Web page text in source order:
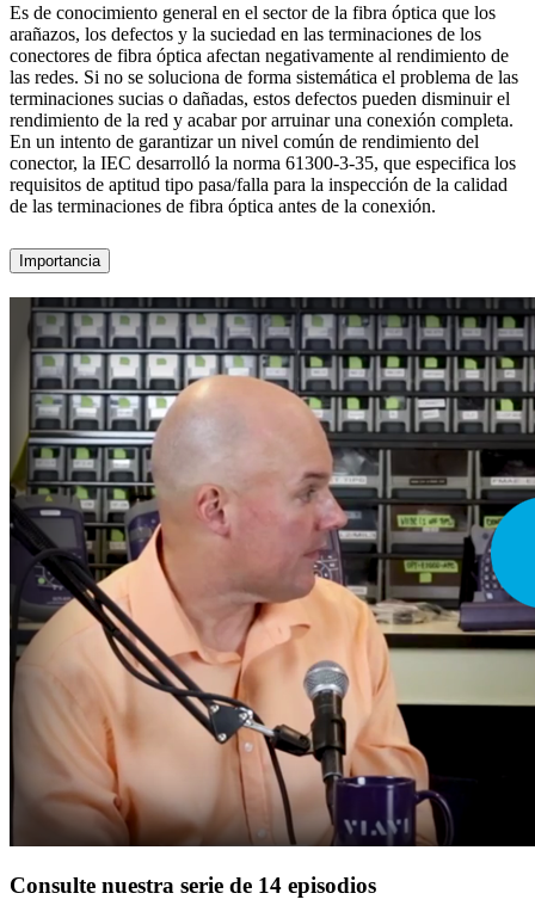
Es de conocimiento general en el sector de la fibra óptica que los
arañazos, los defectos y la suciedad en las terminaciones de los
conectores de fibra óptica afectan negativamente al rendimiento de
las redes. Si no se soluciona de forma sistemática el problema de las
terminaciones sucias o dañadas, estos defectos pueden disminuir el
rendimiento de la red y acabar por arruinar una conexión completa.
En un intento de garantizar un nivel común de rendimiento del
conector, la IEC desarrolló la norma 61300-3-35, que especifica los
requisitos de aptitud tipo pasa/falla para la inspección de la calidad
de las terminaciones de fibra óptica antes de la conexión.
Importancia
Consulte nuestra serie de 14 episodios